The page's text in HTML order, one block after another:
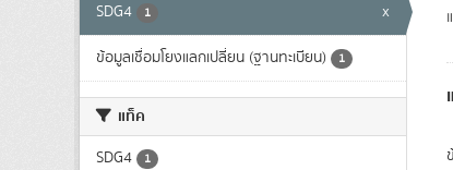
SDG4 1 x
ข้อมูลเชื่อมโยงแลกเปลี่ยน (ฐานทะเบียน) 1
แท็ค
SDG4 1